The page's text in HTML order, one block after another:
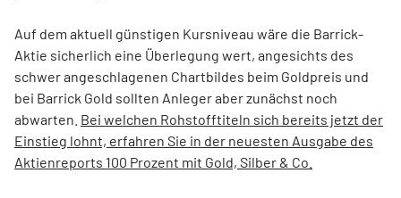
Auf dem aktuell günstigen Kursniveau wäre die Barrick-
Aktie sicherlich eine Überlegung wert, angesichts des
schwer angeschlagenen Chartbildes beim Goldpreis und
bei Barrick Gold sollten Anleger aber zunächst noch
abwarten. Bei welchen Rohstofftiteln sich bereits jetzt der
Einstieg lohnt, erfahren Sie in der neuesten Ausgabe des
Aktienreports 100 Prozent mit Gold, Silber & Co.